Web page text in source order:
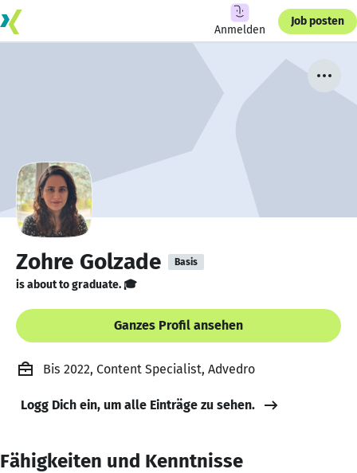
Anmelden
Job posten
Zohre Golzade Basis
is about to graduate. 🎓
Ganzes Profil ansehen
Bis 2022, Content Specialist, Advedro
Logg Dich ein, um alle Einträge zu sehen.
Fähigkeiten und Kenntnisse